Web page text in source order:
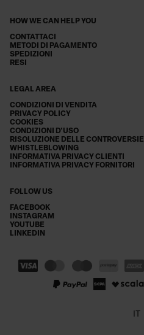
HOW WE CAN HELP YOU
CONTATTACI
METODI DI PAGAMENTO
SPEDIZIONI
RESI
LEGAL AREA
CONDIZIONI DI VENDITA
PRIVACY POLICY
COOKIES
CONDIZIONI D'USO
RISOLUZIONE DELLE CONTROVERSIE
WHISTLEBLOWING
INFORMATIVA PRIVACY CLIENTI
INFORMATIVA PRIVACY FORNITORI
FOLLOW US
FACEBOOK
INSTAGRAM
YOUTUBE
LINKEDIN
IT